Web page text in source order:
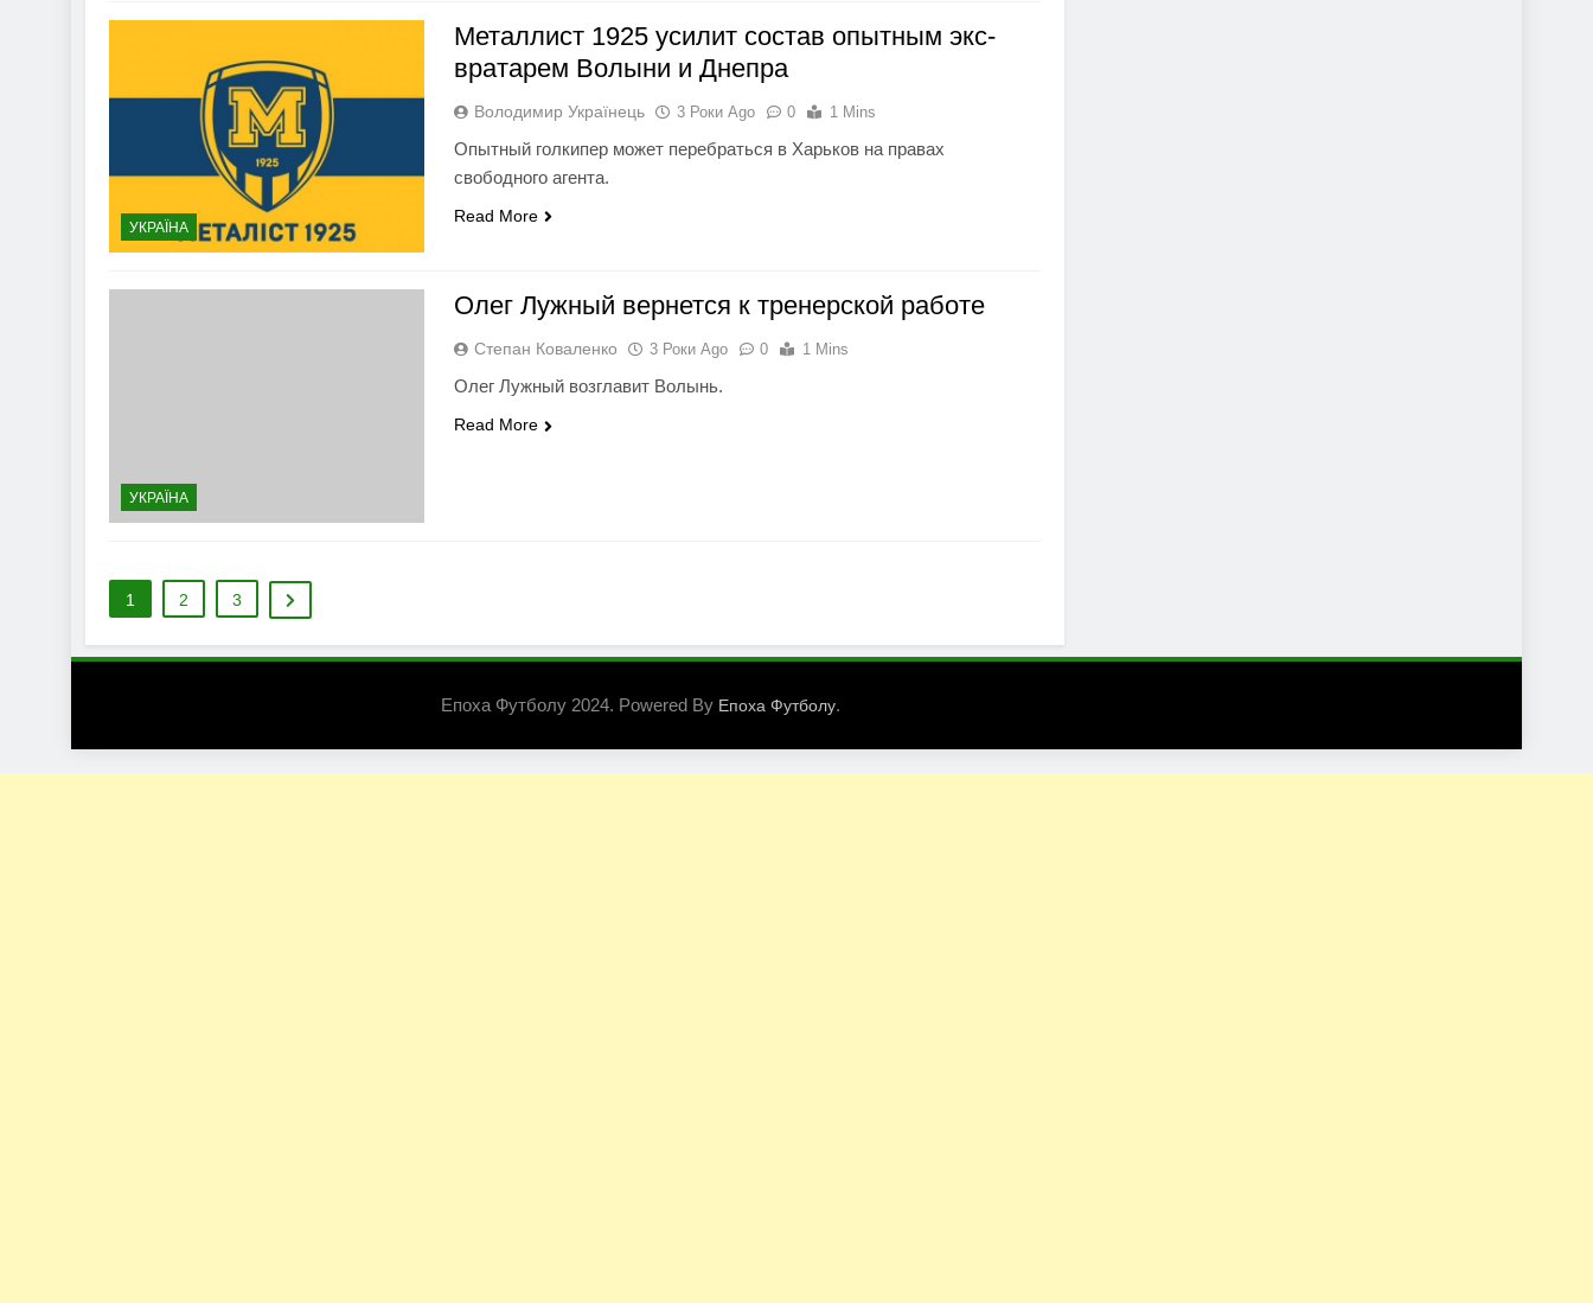
УКРАЇНА
Металлист 1925 усилит состав опытным экс-
вратарем Волыни и Днепра
Володимир Українець 3 Роки Ago 0 1 Mins
Опытный голкипер может перебраться в Харьков на правах
свободного агента.
Read More
УКРАЇНА
Олег Лужный вернется к тренерской работе
Степан Коваленко 3 Роки Ago 0 1 Mins
Олег Лужный возглавит Волынь.
Read More
1 2 3
Епоха Футболу 2024. Powered By Епоха Футболу.